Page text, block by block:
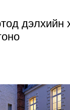
дэлхийн